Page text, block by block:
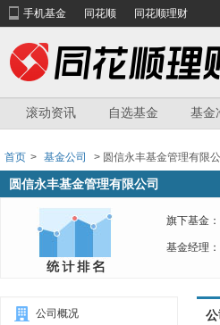
手机基金 同花顺 同花顺理财
滚动资讯 自选基金 基金
首页 > 基金公司 > 圆信永丰基金管理有限
圆信永丰基金管理有限公司
旗下基金
基金经理
公司概况